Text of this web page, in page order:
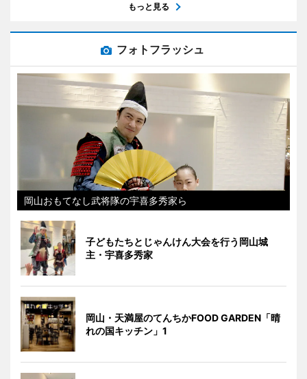
もっと見る
フォトフラッシュ
岡山おもてなし武将隊の宇喜多秀家ら
子どもたちとじゃんけん大会を行う岡山城
主・宇喜多秀家
岡山・天満屋のてんちかFOOD GARDEN「晴
れの国キッチン」1